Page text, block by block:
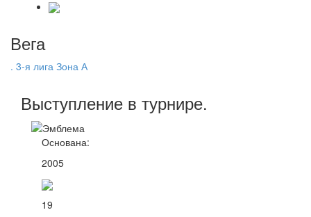
Вега
. 3-я лига Зона А
Выступление в турнире.
Основана:
2005
19